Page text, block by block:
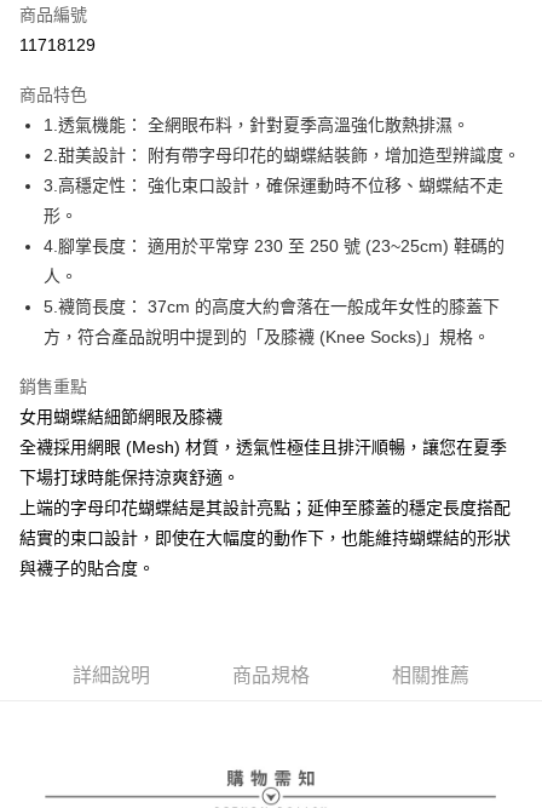
Apple Pay
悠遊付
大哥付你分期
相關說明
【大哥付你分期使用說明】
1.本服務由台灣大哥大提供，台灣大哥大用戶可立即使用無須另外申請。
2.付款方式選擇「大哥付你分期」，訂單成立後會自動跳轉到大哥付的交易
流程，驗證手機門號後，選擇欲分期的期數、繳款截止日，確認付款後即完
成交易。
3.實際核准額度、可分期數及費用金額請依後續交易確認頁面所載為準。
4.訂單成立30分鐘內，如未前往確認交易或遇審核未通過，訂單將自動取
法說明評估內容。
1.分期款項不併入電信帳單，「大哥付你分期」於每月結算日後寄送繳費提
醒簡訊。
2.透過簡訊連結打開帳單後，可選擇「超商條碼／台灣大直營門市／銀行轉
帳／街口支付／iPASS MONEY」等通路繳費。
【注意事項】
1.本服務係由「台灣大哥大股份有限公司」（以下簡稱本公司）所提供，讓
用戶於交易時，得透過本服務購買商品或服務，並由商店將買賣／分期付款
由本公司與您本人進行分期帳單所需資料之確認、核對及更正。
3.完整用戶服務條款，請詳閱以下連結：https://oppay.tw/userRule
AFTEE先享後付
相關說明
【關於「AFTEE先享後付」】
AFTEE先享後付是「在收到商品之後才付款」的支付方式。 讓您購物簡單
便利好安心！
１．簡單：不需註冊會員、不需綁卡、不需儲值。
３．安心：先確認商品／服務後，再付款。
【「AFTEE先享後付」結帳流程】
１．於結帳方式選擇「AFTEE先享後付」後，將跳轉至「AFTEE先享後付」
結帳頁面，進行簡訊認證並確認金額後，即可完成結帳。
２．訂單成立數日內，您將收到繳費通知簡訊。
３．收到繳費通知簡訊後14天內，點擊此簡訊中的連結，可透過四大超商／
ATM／網路銀行／等多元方式進行付款，方視為交易完成。
※ 請注意：結帳手續完成當下不需立刻繳費，但若您需要取消訂單，請聯絡
客戶支援中心」 https://netprotections.freshdesk.com/support/home
權轉讓予恩沛科技股份有限公司。
ATM付款
全家取貨付款
付款後全家取貨
免運費
商品編號
11718129
商品特色
1.透氣機能： 全網眼布料，針對夏季高溫強化散熱排濕。
2.甜美設計： 附有帶字母印花的蝴蝶結裝飾，增加造型辨識度。
3.高穩定性： 強化束口設計，確保運動時不位移、蝴蝶結不走
形。
4.腳掌長度： 適用於平常穿 230 至 250 號 (23~25cm) 鞋碼的
人。
5.襪筒長度： 37cm 的高度大約會落在一般成年女性的膝蓋下
方，符合產品說明中提到的「及膝襪 (Knee Socks)」規格。
銷售重點
女用蝴蝶結細節網眼及膝襪
全襪採用網眼 (Mesh) 材質，透氣性極佳且排汗順暢，讓您在夏季
下場打球時能保持涼爽舒適。
上端的字母印花蝴蝶結是其設計亮點；延伸至膝蓋的穩定長度搭配
結實的束口設計，即使在大幅度的動作下，也能維持蝴蝶結的形狀
與襪子的貼合度。
詳細說明 商品規格 相關推薦